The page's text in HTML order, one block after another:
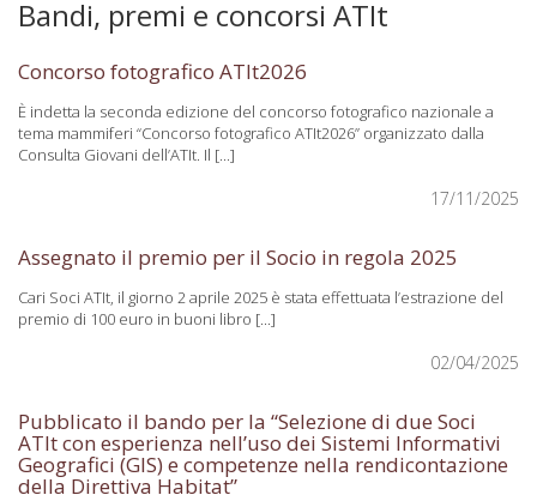
Bandi, premi e concorsi ATIt
Concorso fotografico ATIt2026
È indetta la seconda edizione del concorso fotografico nazionale a
tema mammiferi “Concorso fotografico ATIt2026” organizzato dalla
Consulta Giovani dell’ATIt. Il [...]
17/11/2025
Assegnato il premio per il Socio in regola 2025
Cari Soci ATIt, il giorno 2 aprile 2025 è stata effettuata l’estrazione del
premio di 100 euro in buoni libro [...]
02/04/2025
Pubblicato il bando per la “Selezione di due Soci
ATIt con esperienza nell’uso dei Sistemi Informativi
Geografici (GIS) e competenze nella rendicontazione
della Direttiva Habitat”